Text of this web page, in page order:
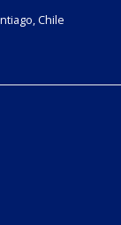
Chile